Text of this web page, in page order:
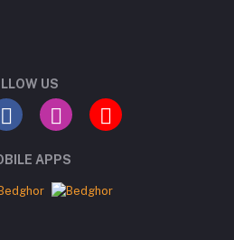
US
APPS